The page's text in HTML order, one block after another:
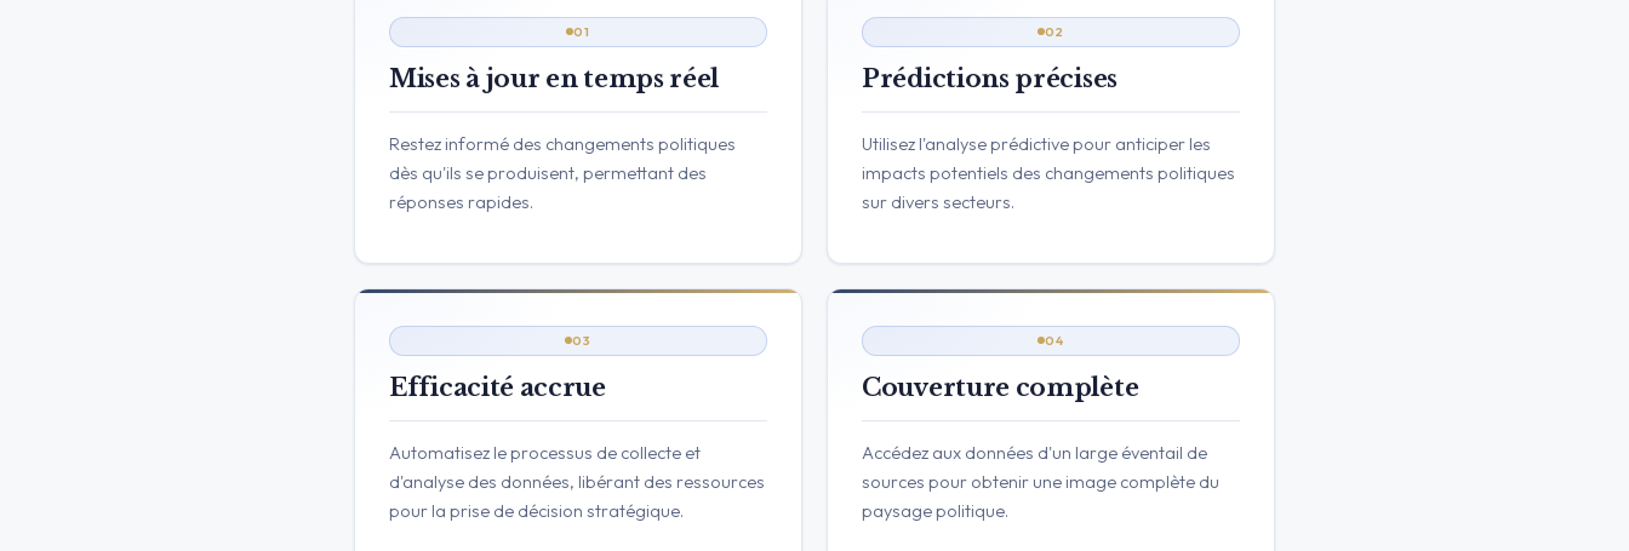
01
Mises à jour en temps réel
Restez informé des changements politiques
dès qu'ils se produisent, permettant des
réponses rapides.
02
Prédictions précises
Utilisez l'analyse prédictive pour anticiper les
impacts potentiels des changements politiques
sur divers secteurs.
03
Efficacité accrue
Automatisez le processus de collecte et
d'analyse des données, libérant des ressources
pour la prise de décision stratégique.
04
Couverture complète
Accédez aux données d'un large éventail de
sources pour obtenir une image complète du
paysage politique.